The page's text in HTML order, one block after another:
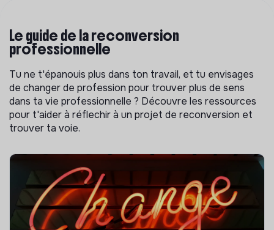
Le guide de la reconversion
professionnelle
Tu ne t'épanouis plus dans ton travail, et tu envisages
de changer de profession pour trouver plus de sens
dans ta vie professionnelle ? Découvre les ressources
pour t'aider à réflechir à un projet de reconversion et
trouver ta voie.